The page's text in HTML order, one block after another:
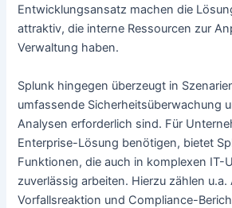
Entwicklungsansatz machen die
attraktiv, die interne Ressourcen zur
Verwaltung haben.
Splunk hingegen überzeugt in
umfassende Sicherheitsüberwachung
Analysen erforderlich sind. Für
Enterprise-Lösung benötigen, bietet
Funktionen, die auch in komplexen IT-
zuverlässig arbeiten. Hierzu zählen u.a.
Vorfallsreaktion und Compliance-